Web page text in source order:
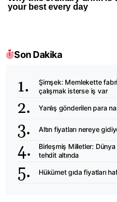
Son Dakika
Şimşek: Memlekette
çalışmak isterse iş var
Yanlış gönderilen para
Altın fiyatları nereye
Birleşmiş Milletler: Dünya
tehdit altında
Hükümet gıda fiyatları